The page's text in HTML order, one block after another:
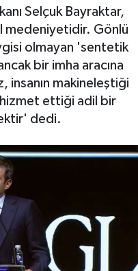
Selçuk Bayraktar,
medeniyetidir. Gönlü
olmayan 'sentetik
bir imha aracına
insanın makineleştiği
ettiği adil bir
dedi.